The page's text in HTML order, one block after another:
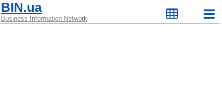
BIN.ua
Business Information Network